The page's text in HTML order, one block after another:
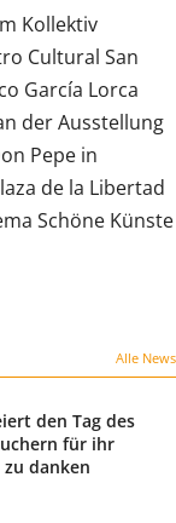
Kollektiv
Cultural San
García Lorca
der Ausstellung
Pepe in
de la Libertad
Schöne Künste
Alle News
den Tag des
für ihr
danken